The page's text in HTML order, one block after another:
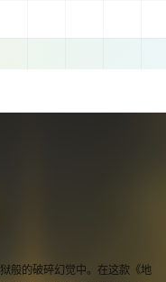
般的破碎幻觉中。在这款《地